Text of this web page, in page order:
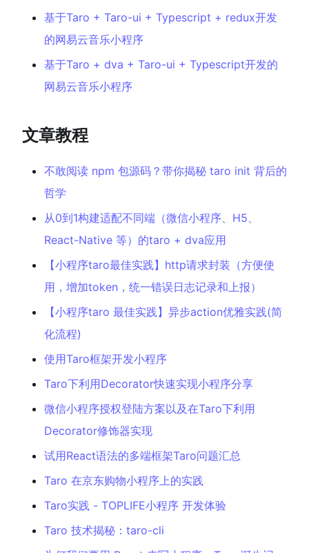
基于Taro + Taro-ui + Typescript + redux开发
的网易云音乐小程序
基于Taro + dva + Taro-ui + Typescript开发的
网易云音乐小程序
文章教程
不敢阅读 npm 包源码？带你揭秘 taro init 背后的
哲学
从0到1构建适配不同端（微信小程序、H5、
React-Native 等）的taro + dva应用
【小程序taro最佳实践】http请求封装（方便使
用，增加token，统一错误日志记录和上报）
【小程序taro 最佳实践】异步action优雅实践(简
化流程)
使用Taro框架开发小程序
Taro下利用Decorator快速实现小程序分享
微信小程序授权登陆方案以及在Taro下利用
Decorator修饰器实现
试用React语法的多端框架Taro问题汇总
Taro 在京东购物小程序上的实践
Taro实践 - TOPLIFE小程序 开发体验
Taro 技术揭秘：taro-cli